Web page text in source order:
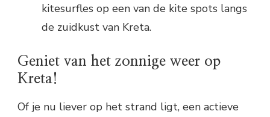
kitesurfles op een van de kite spots langs
de zuidkust van Kreta.
Geniet van het zonnige weer op
Kreta!
Of je nu liever op het strand ligt, een actieve